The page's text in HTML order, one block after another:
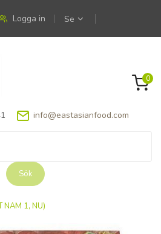
Logga in Se
info@eastasianfood.com
Sök
0
NAM 1, NU)